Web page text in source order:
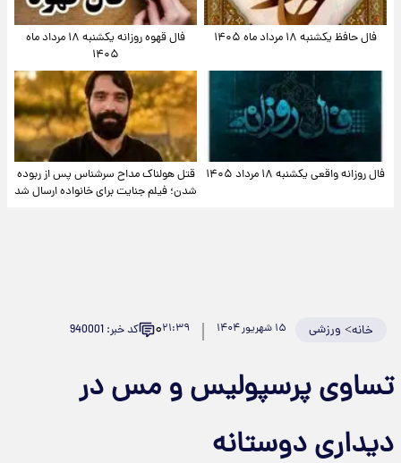
فال حافظ یکشنبه ۱۸ مرداد ماه ۱۴۰۵
فال قهوه روزانه یکشنبه ۱۸ مرداد ماه
۱۴۰۵
فال روزانه واقعی یکشنبه ۱۸ مرداد ۱۴۰۵
قتل هولناک مداح سرشناس پس از ربوده
شدن؛ فیلم جنایت برای خانواده ارسال شد
خانه> ورزشی ۱۵ شهریور ۱۴۰۴ ۲۱:۳۹۰ کد خبر: 940001
تساوی پرسپولیس و مس در
دیداری دوستانه